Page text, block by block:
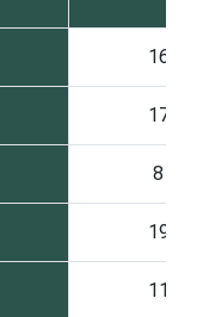
16
17
8
19
11